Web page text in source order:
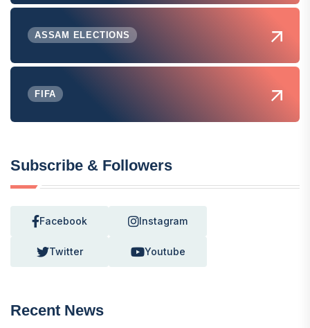
ASSAM ELECTIONS
FIFA
Subscribe & Followers
Facebook Instagram
Twitter Youtube
Recent News